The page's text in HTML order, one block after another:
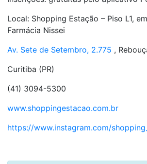
Local: Shopping Estação – Piso L1,
Farmácia Nissei
Av. Sete de Setembro, 2.775 ,
Curitiba (PR)
(41) 3094-5300
www.shoppingestacao.com.br
https://www.instagram.com/shop